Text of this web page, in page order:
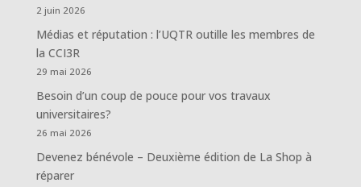
2 juin 2026
Médias et réputation : l’UQTR outille les membres de
la CCI3R
29 mai 2026
Besoin d’un coup de pouce pour vos travaux
universitaires?
26 mai 2026
Devenez bénévole – Deuxième édition de La Shop à
réparer